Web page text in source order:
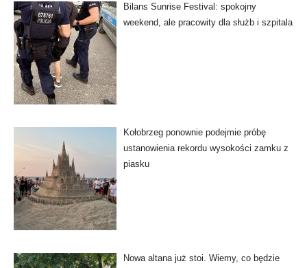
Bilans Sunrise Festival: spokojny
weekend, ale pracowity dla służb i szpitala
Kołobrzeg ponownie podejmie próbę
ustanowienia rekordu wysokości zamku z
piasku
Nowa altana już stoi. Wiemy, co będzie